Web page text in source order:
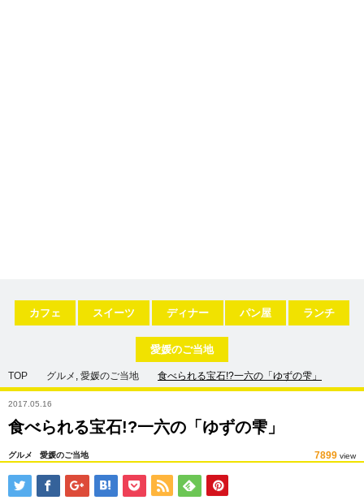
カフェ スイーツ ディナー パン屋 ランチ
愛媛のご当地
TOP グルメ , 愛媛のご当地 食べられる宝石!?一六の「ゆずの雫」
2017.05.16
食べられる宝石!?一六の「ゆずの雫」
グルメ 愛媛のご当地 7899 view